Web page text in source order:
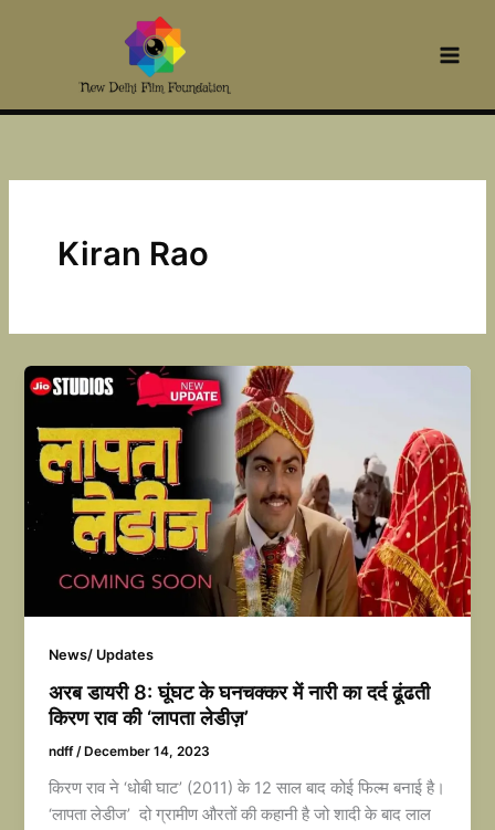
Kiran Rao
News/ Updates
अरब डायरी 8: घूंघट के घनचक्कर में नारी का दर्द ढूंढती
किरण राव की ‘लापता लेडीज़’
ndff/ December 14, 2023
किरण राव ने ‘धोबी घाट’ (2011) के 12 साल बाद कोई फिल्म बनाई है।
‘लापता लेडीज’ दो ग्रामीण औरतों की कहानी है जो शादी के बाद लाल